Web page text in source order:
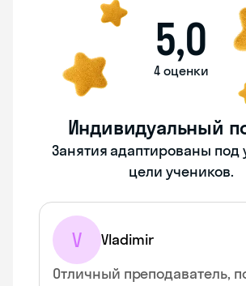
5,0
4 оценки
Индивидуальный
Занятия адаптированы под
цели учеников.
V Vladimir
Отличный преподаватель,